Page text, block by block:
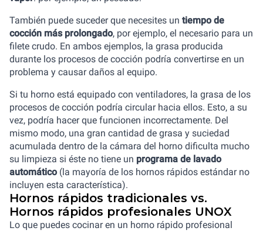
También puede suceder que necesites un tiempo de
cocción más prolongado, por ejemplo, el necesario para un
filete crudo. En ambos ejemplos, la grasa producida
durante los procesos de cocción podría convertirse en un
problema y causar daños al equipo.
Si tu horno está equipado con ventiladores, la grasa de los
procesos de cocción podría circular hacia ellos. Esto, a su
vez, podría hacer que funcionen incorrectamente. Del
mismo modo, una gran cantidad de grasa y suciedad
acumulada dentro de la cámara del horno dificulta mucho
su limpieza si éste no tiene un programa de lavado
automático(la mayoría de los hornos rápidos estándar no
incluyen esta característica).
Hornos rápidos tradicionales vs.
Hornos rápidos profesionales UNOX
Lo que puedes cocinar en un horno rápido profesional